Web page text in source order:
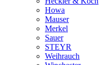
Howa
Mauser
Merkel
Sauer
STEYR
Weihrauch